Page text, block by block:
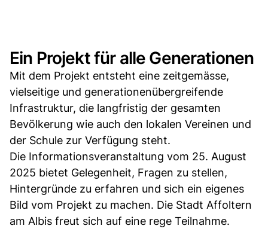
Ein Projekt für alle Generationen
Mit dem Projekt entsteht eine zeitgemässe,
vielseitige und generationenübergreifende
Infrastruktur, die langfristig der gesamten
Bevölkerung wie auch den lokalen Vereinen und
der Schule zur Verfügung steht.
Die Informationsveranstaltung vom 25. August
2025 bietet Gelegenheit, Fragen zu stellen,
Hintergründe zu erfahren und sich ein eigenes
Bild vom Projekt zu machen. Die Stadt Affoltern
am Albis freut sich auf eine rege Teilnahme.